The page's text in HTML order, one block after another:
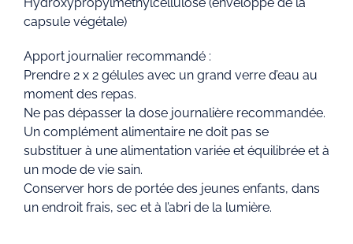
Hydroxypropylméthylcellulose (enveloppe de la
capsule végétale)
Apport journalier recommandé :
Prendre 2 x 2 gélules avec un grand verre d’eau au
moment des repas.
Ne pas dépasser la dose journalière recommandée.
Un complément alimentaire ne doit pas se
substituer à une alimentation variée et équilibrée et à
un mode de vie sain.
Conserver hors de portée des jeunes enfants, dans
un endroit frais, sec et à l’abri de la lumière.